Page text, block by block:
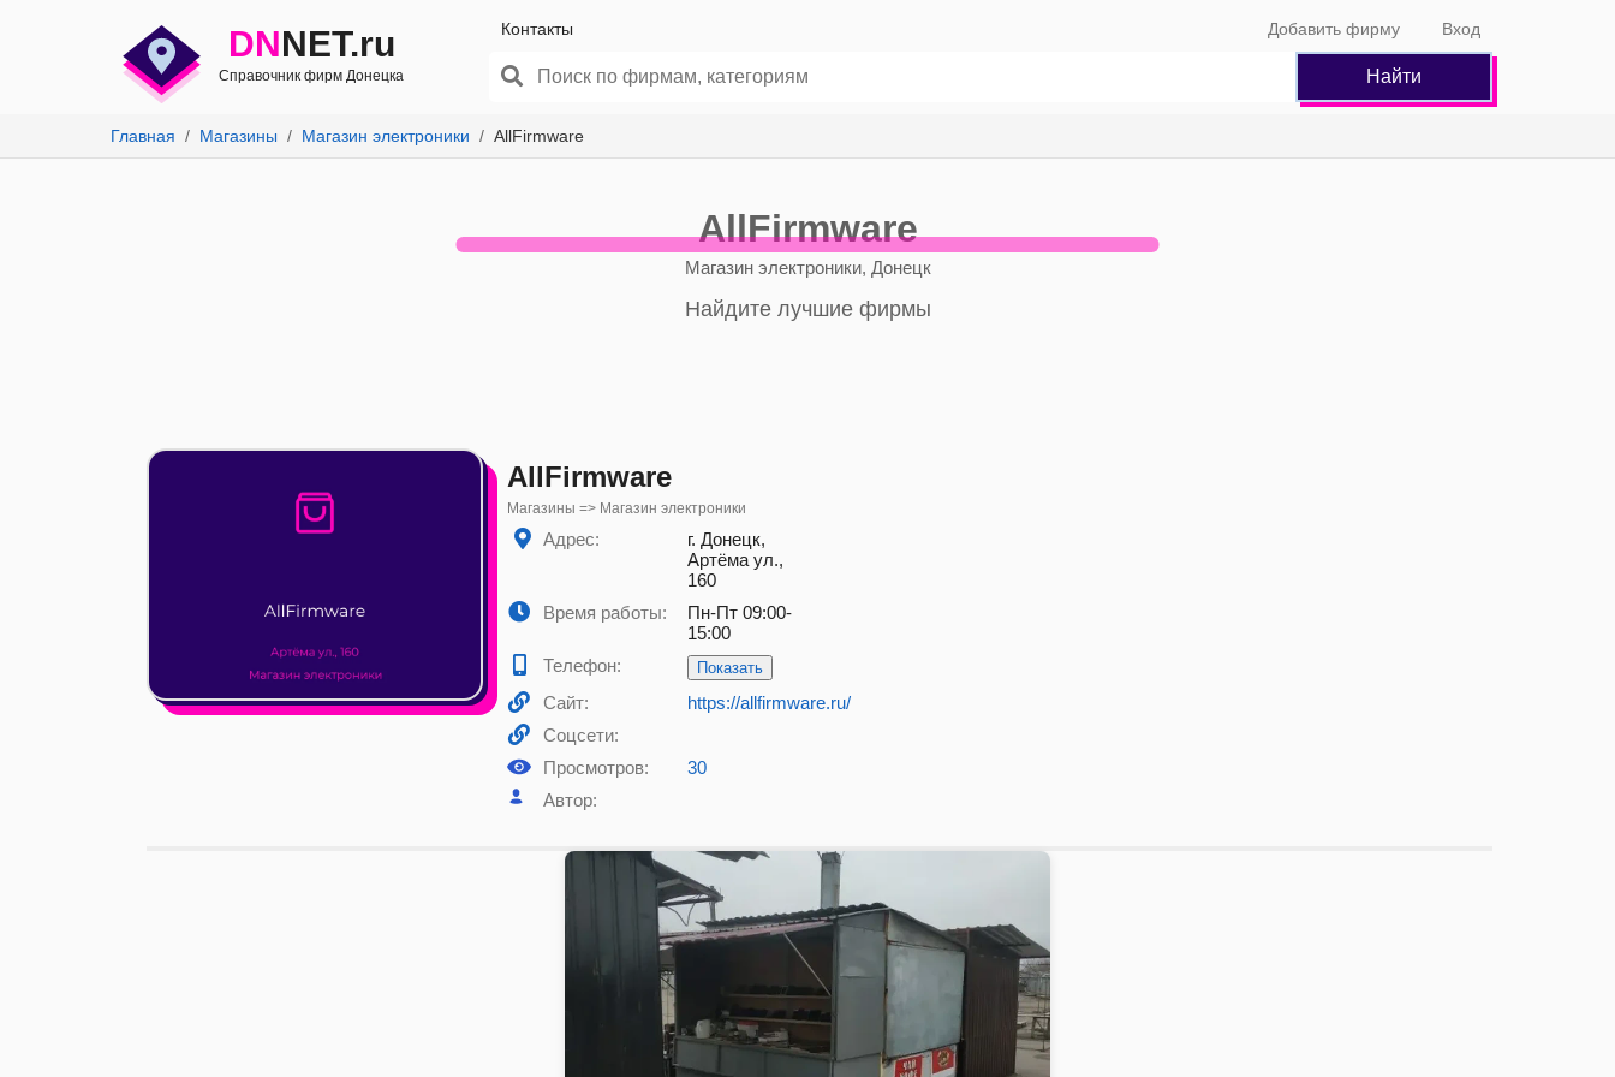
DNNET.ru
Справочник фирм Донецка
Контакты Добавить фирму Вход
Найти
Главная Магазины Магазин электроники AllFirmware
AllFirmware
Магазин электроники, Донецк
Найдите лучшие фирмы
AllFirmware
Магазины => Магазин электроники
Адрес:
г. Донецк,
Артёма ул.,
160
Время работы:
Пн-Пт 09:00-
15:00
Телефон:
Показать
Сайт:
https://allfirmware.ru/
Соцсети:
Просмотров:
30
Автор: